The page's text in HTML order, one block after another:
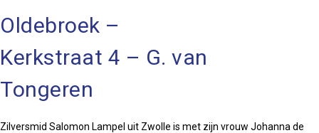
Oldebroek –
Kerkstraat 4 – G. van
Tongeren
Zilversmid Salomon Lampel uit Zwolle is met zijn vrouw Johanna de